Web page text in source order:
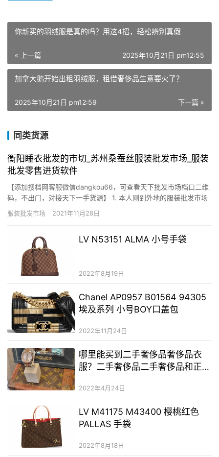
你新买的羽绒服是真的吗？用这4招，轻松辨别真假
« 上一篇 2025年10月21日 pm12:55
加拿大鹅开始出租羽绒服，租借奢侈品生意要火了？
下一篇 »
2025年10月21日 pm12:59
同类货源
衡阳睡衣批发的市切_苏州桑蚕丝服装批发市场_服装
批发零售进货软件
【添加搜档网客服微信dangkou66，可查看天下批发市场档口二维
码，不出门，对接天下一手货源】 1. 本人刚到外地的服装批发市场
开设睡衣批发档口，由于是刚最先从事这个行业以是没有老主顾，
服装批发市场 2021年11月28日
LV N53151 ALMA 小号手袋
2022年8月19日
Chanel AP0957 B01564 94305
埃及系列 小号BOY口盖包
2022年11月24日
哪里能买到二手奢侈品奢侈品衣
服？二手奢侈品二手奢侈品和正品
品的
2022年4月24日
LV M41175 M43400 樱桃红色
PALLAS 手袋
2022年8月18日